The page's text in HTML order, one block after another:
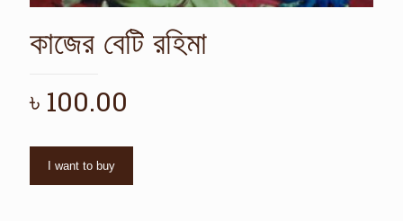
কাজের বেটি রহিমা
৳ 100.00
I want to buy